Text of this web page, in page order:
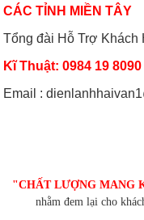
Có nên bật/tắt máy lạnh liên
CÁC TỈNH MIỀN TÂY
Tổng đài Hỗ Trợ Khách
Kĩ Thuật: 0984 19 8090
Email :
"CHẤT LƯỢNG MANG
nhằm đem lại cho